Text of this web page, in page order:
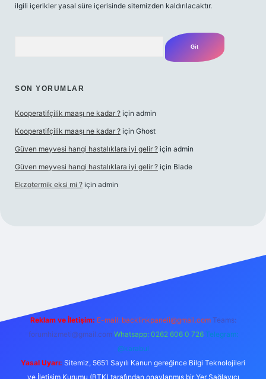
ilgili içerikler yasal süre içerisinde sitemizden kaldırılacaktır.
SON YORUMLAR
Kooperatifçilik maaşı ne kadar ? için admin
Kooperatifçilik maaşı ne kadar ? için Ghost
Güven meyvesi hangi hastalıklara iyi gelir ? için admin
Güven meyvesi hangi hastalıklara iyi gelir ? için Blade
Ekzotermik eksi mi ? için admin
Reklam ve İletişim: E-mail: backlinkpaneli@gmail.com Teams:
forumhizmeti@gmail.com Whatsapp: 0262 606 0 726 Telegram:
@karabul
Yasal Uyarı: Sitemiz, 5651 Sayılı Kanun gereğince Bilgi Teknolojileri
ve İletişim Kurumu (BTK) tarafından onaylanmış bir Yer Sağlayıcı